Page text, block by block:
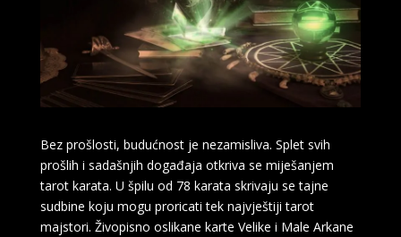
Bez prošlosti, budućnost je nezamisliva. Splet svih
prošlih i sadašnjih događaja otkriva se miješanjem
tarot karata. U špilu od 78 karata skrivaju se tajne
sudbine koju mogu proricati tek najvještiji tarot
majstori. Živopisno oslikane karte Velike i Male Arkane